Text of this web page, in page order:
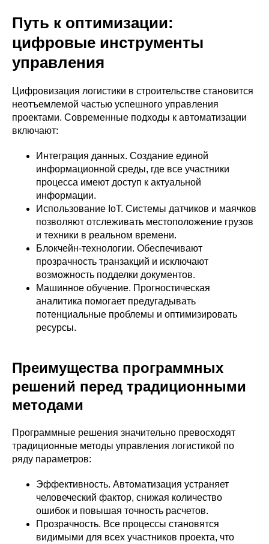
Путь к оптимизации:
цифровые инструменты
управления
Цифровизация логистики в строительстве становится
неотъемлемой частью успешного управления
проектами. Современные подходы к автоматизации
включают:
Интеграция данных. Создание единой
информационной среды, где все участники
процесса имеют доступ к актуальной
информации.
Использование IoT. Системы датчиков и маячков
позволяют отслеживать местоположение грузов
и техники в реальном времени.
Блокчейн-технологии. Обеспечивают
прозрачность транзакций и исключают
возможность подделки документов.
Машинное обучение. Прогностическая
аналитика помогает предугадывать
потенциальные проблемы и оптимизировать
ресурсы.
Преимущества программных
решений перед традиционными
методами
Программные решения значительно превосходят
традиционные методы управления логистикой по
ряду параметров:
Эффективность. Автоматизация устраняет
человеческий фактор, снижая количество
ошибок и повышая точность расчетов.
Прозрачность. Все процессы становятся
видимыми для всех участников проекта, что